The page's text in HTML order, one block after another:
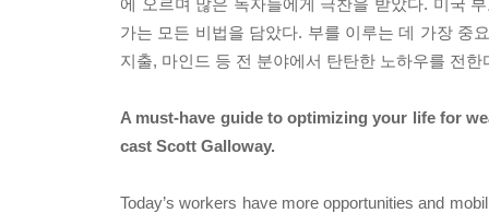
에 오르며 많은 독자들에게 극찬을 받았다. 미국
가는 모든 비법을 담았다. 부를 이루는 데 가장 중
지출, 마인드 등 전 분야에서 탄탄한 노하우를 전
A must-have guide to optimizing your life for
cast Scott Galloway.
Today’s workers have more opportunities and